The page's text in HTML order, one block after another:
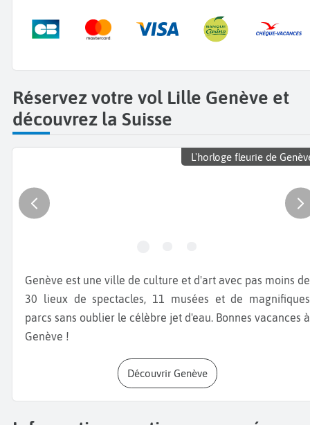
Réservez votre vol Lille Genève et
découvrez la Suisse
L'horloge fleurie de
Genève est une ville de culture et d'art avec pas moins de
30 lieux de spectacles, 11 musées et de magnifiques
parcs sans oublier le célèbre jet d'eau. Bonnes vacances à
Genève !
Découvrir Genève